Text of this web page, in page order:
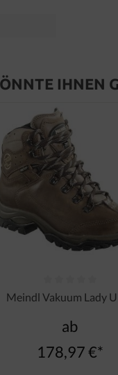
IHNEN
5 Sternen
Durchschnittliche
Meindl Vakuum Lady
ab
178,97 €*